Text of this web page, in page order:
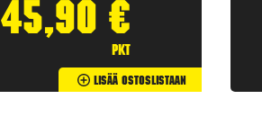
45,90 €
pkt
Lisää Ostoslistaan